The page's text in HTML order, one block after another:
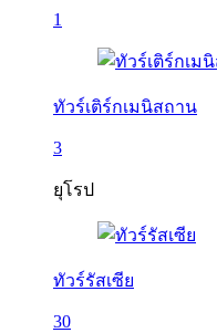
1
ทัวร์เติร์กเมนิสถาน
3
ยุโรป
ทัวร์รัสเซีย
30